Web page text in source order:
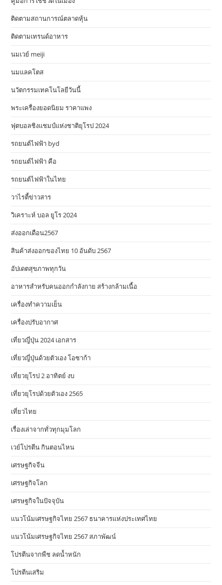
ติดตามสถานการณ์ตลาดหุ้น
ติดตามเทรนด์อาหาร
นมเวย์ meiji
นมแลคโตส
นวัตกรรมเทคโนโลยีวันนี้
พระเครื่องยอดนิยม ราคาแพง
ฟุตบอลชิงแชมป์แห่งชาติยุโรป 2024
รถยนต์ไฟฟ้า byd
รถยนต์ไฟฟ้า คือ
รถยนต์ไฟฟ้าในไทย
วาไรตี้ข่าวสาร
วิเคราะห์ บอล ยูโร 2024
ส่งออกเดือน2567
สินค้าส่งออกของไทย 10 อันดับ 2567
อัปเดตสุขภาพทุกวัน
อาหารสําหรับคนออกกําลังกาย สร้างกล้ามเนื้อ
เครื่องทำความเย็น
เครื่องปรับอากาศ
เที่ยวญี่ปุ่น 2024 เอกสาร
เที่ยวญี่ปุ่นด้วยตัวเอง โอซาก้า
เที่ยวยุโรป 2 อาทิตย์ งบ
เที่ยวยุโรปด้วยตัวเอง 2565
เที่ยวไทย
เรื่องเล่าจากทั่วทุกมุมโลก
เวย์โปรตีน กินตอนไหน
เศรษฐกิจจีน
เศรษฐกิจโลก
เศรษฐกิจในปัจจุบัน
แนวโน้มเศรษฐกิจไทย 2567 ธนาคารแห่งประเทศไทย
แนวโน้มเศรษฐกิจไทย 2567 สภาพัฒน์
โปรตีนจากพืช ลดน้ำหนัก
โปรตีนเสริม